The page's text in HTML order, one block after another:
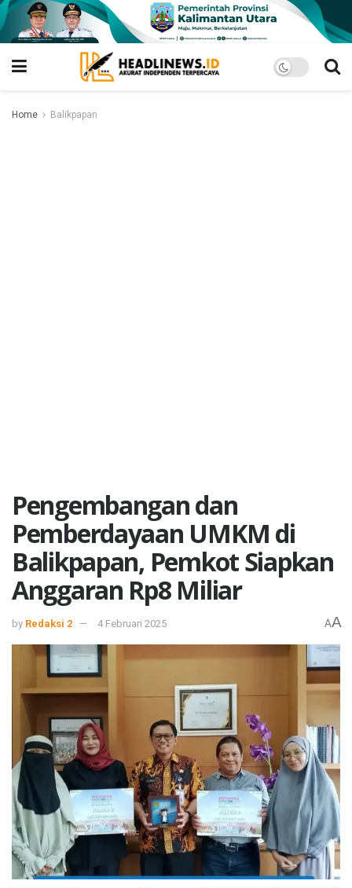
Home Balikpapan
Pengembangan dan
Pemberdayaan UMKM di
Balikpapan, Pemkot Siapkan
Anggaran Rp8 Miliar
by Redaksi 2 4 Februari 2025 AA